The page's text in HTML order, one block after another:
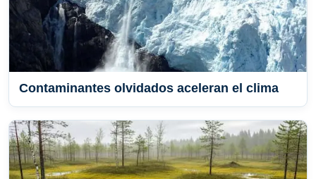
Contaminantes olvidados aceleran el clima